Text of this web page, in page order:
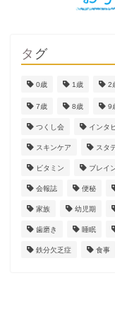
タグ
0歳 1歳 2
7歳 8歳 9
つくし会 インタ
スキンケア スタ
ビタミン ブレイ
会報誌 便秘
家族 幼児期
歯磨き 睡眠
鉄分欠乏症 食事